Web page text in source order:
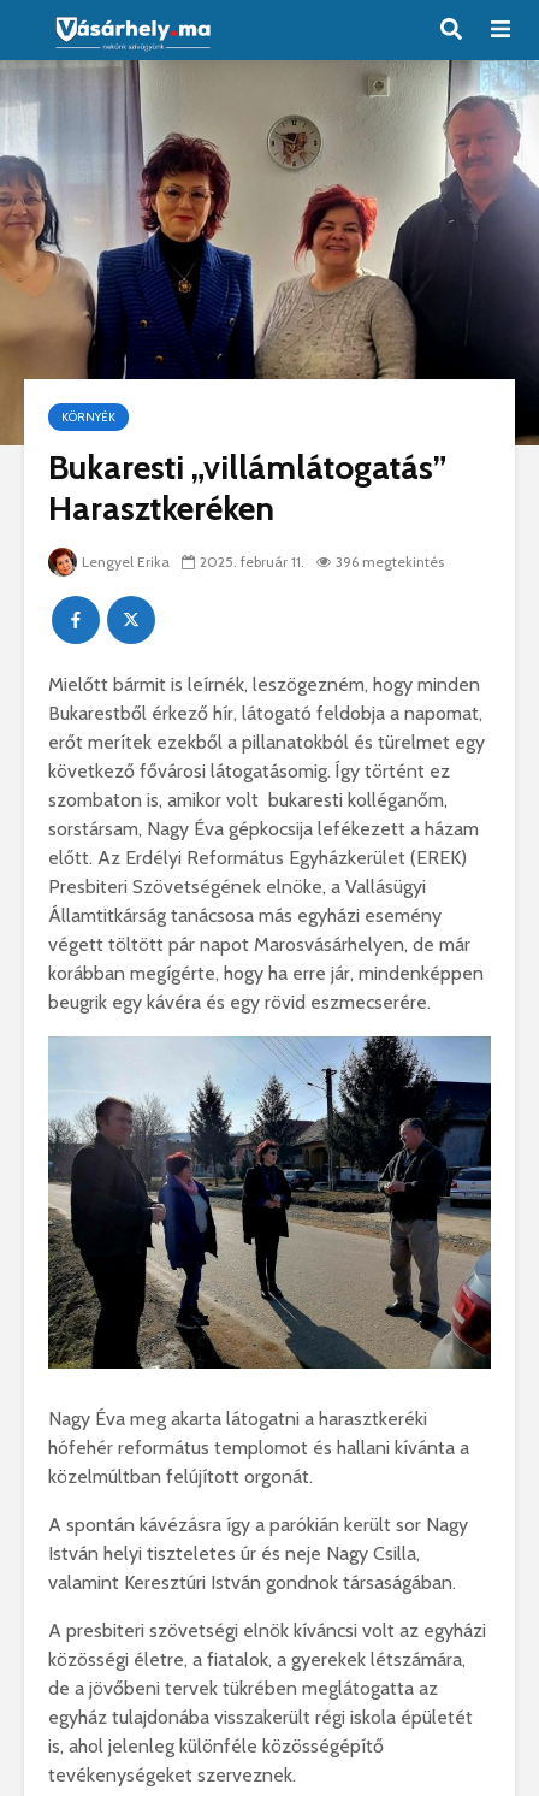
KÖRNYÉK
Bukaresti „villámlátogatás”
Harasztkeréken
Lengyel Erika 2025. február 11. 396 megtekintés
Mielőtt bármit is leírnék, leszögezném, hogy minden
Bukarestből érkező hír, látogató feldobja a napomat,
erőt merítek ezekből a pillanatokból és türelmet egy
következő fővárosi látogatásomig. Így történt ez
szombaton is, amikor volt bukaresti kolléganőm,
sorstársam, Nagy Éva gépkocsija lefékezett a házam
előtt. Az Erdélyi Református Egyházkerület (EREK)
Presbiteri Szövetségének elnöke, a Vallásügyi
Államtitkárság tanácsosa más egyházi esemény
végett töltött pár napot Marosvásárhelyen, de már
korábban megígérte, hogy ha erre jár, mindenképpen
beugrik egy kávéra és egy rövid eszmecserére.
Nagy Éva meg akarta látogatni a harasztkeréki
hófehér református templomot és hallani kívánta a
közelmúltban felújított orgonát.
A spontán kávézásra így a parókián került sor Nagy
István helyi tiszteletes úr és neje Nagy Csilla,
valamint Keresztúri István gondnok társaságában.
A presbiteri szövetségi elnök kíváncsi volt az egyházi
közösségi életre, a fiatalok, a gyerekek létszámára,
de a jövőbeni tervek tükrében meglátogatta az
egyház tulajdonába visszakerült régi iskola épületét
is, ahol jelenleg különféle közösségépítő
tevékenységeket szerveznek.